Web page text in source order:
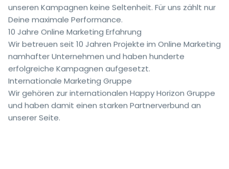
unseren Kampagnen keine Seltenheit. Für uns zählt nur
Deine maximale Performance.
10 Jahre Online Marketing Erfahrung
Wir betreuen seit 10 Jahren Projekte im Online Marketing
namhafter Unternehmen und haben hunderte
erfolgreiche Kampagnen aufgesetzt.
Internationale Marketing Gruppe
Wir gehören zur internationalen Happy Horizon Gruppe
und haben damit einen starken Partnerverbund an
unserer Seite.